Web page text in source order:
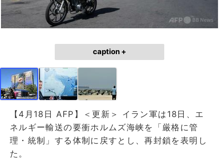
caption +
【4月18日 AFP】＜更新＞ イラン軍は18日、エ
ネルギー輸送の要衝ホルムズ海峡を「厳格に管
理・統制」する体制に戻すとし、再封鎖を表明し
た。